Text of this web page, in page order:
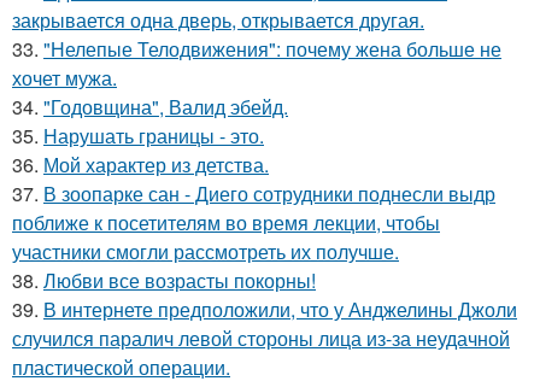
закрывается одна дверь, открывается другая.
33. "Нелепые Телодвижения": почему жена больше не
хочет мужа.
34. "Годовщина", Валид эбейд.
35. Нарушать границы - это.
36. Мой характер из детства.
37. В зоопарке сан - Диего сотрудники поднесли выдр
поближе к посетителям во время лекции, чтобы
участники смогли рассмотреть их получше.
38. Любви все возрасты покорны!
39. В интернете предположили, что у Анджелины Джоли
случился паралич левой стороны лица из-за неудачной
пластической операции.